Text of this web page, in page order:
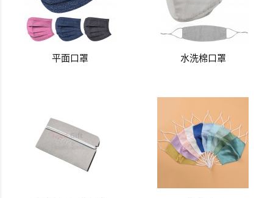
平面口罩 水洗棉口罩